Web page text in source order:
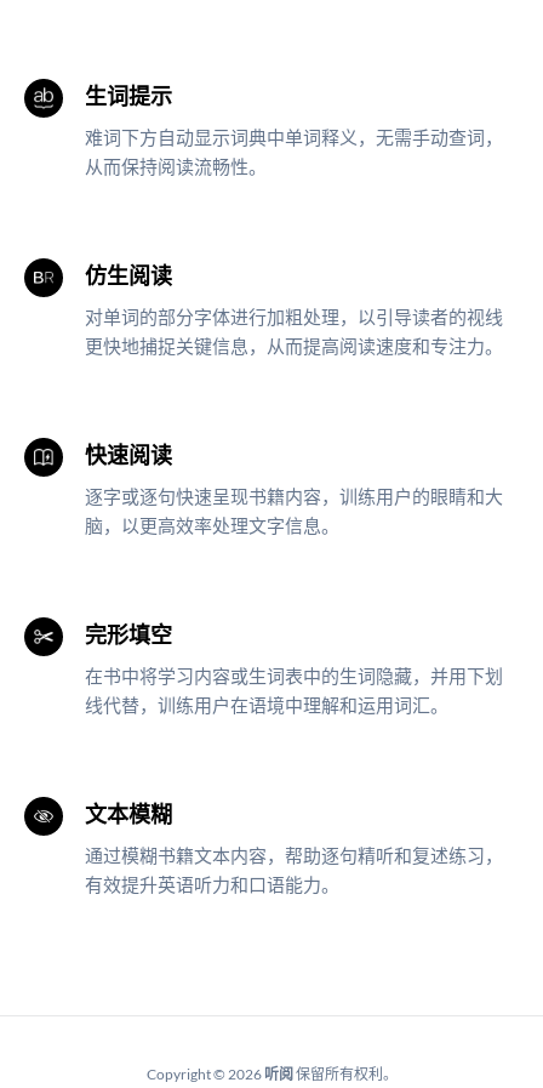
生词提示
难词下方自动显示词典中单词释义，无需手动查词，
从而保持阅读流畅性。
仿生阅读
对单词的部分字体进行加粗处理，以引导读者的视线
更快地捕捉关键信息，从而提高阅读速度和专注力。
快速阅读
逐字或逐句快速呈现书籍内容，训练用户的眼睛和大
脑，以更高效率处理文字信息。
完形填空
在书中将学习内容或生词表中的生词隐藏，并用下划
线代替，训练用户在语境中理解和运用词汇。
文本模糊
通过模糊书籍文本内容，帮助逐句精听和复述练习，
有效提升英语听力和口语能力。
Copyright © 2026 听阅 保留所有权利。